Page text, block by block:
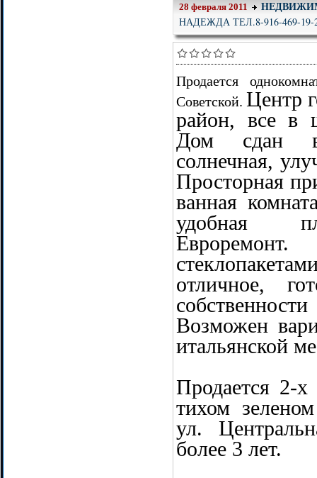
28 февраля 2011
НАДЕЖДА ТЕЛ.8-916-469-19-
Продается
Советской. Центр
район, все в
Дом сдан в
солнечная,
Просторная
ванная
удобная
отличное,
Возможен
итальянской
Продается 2-х
тихом
ул.
более 3 лет.